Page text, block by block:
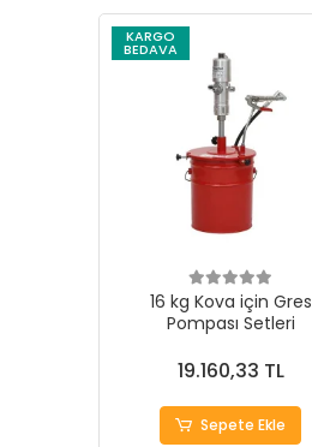
KARGO
BEDAVA
16 kg Kova için Gres
Pompası Setleri
19.160,33 TL
Sepete Ekle